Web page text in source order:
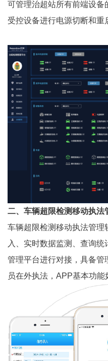
可管理治超站所有前端设
受控设备进行电源切断和重
二、车辆超限检测移动执法
车辆超限检测移动执法管
入、实时数据监测、查询
管理平台进行对接，具备管
员在外执法，APP基本功能